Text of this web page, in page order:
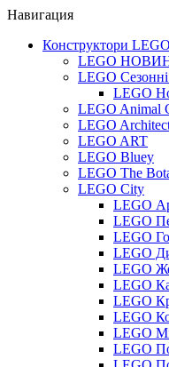
Навигация
Конструктори LEGO
LEGO
LEGO
LEGO
LEGO Animal
LEGO
LEGO ART
LEGO Bluey
LEGO The
LEGO City
LEGO
LEGO
LEGO
LEGO
LEGO
LEGO
LEGO
LEGO
LEGO
LEGO